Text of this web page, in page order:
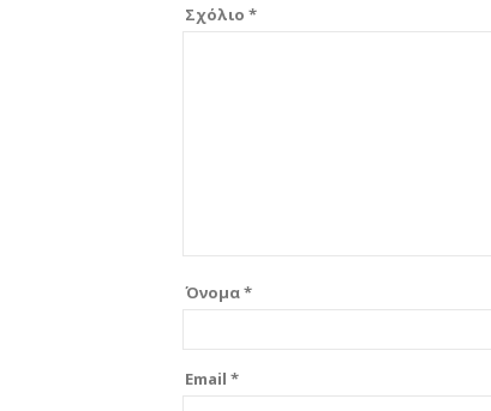
Σχόλιο *
Όνομα*
Email *